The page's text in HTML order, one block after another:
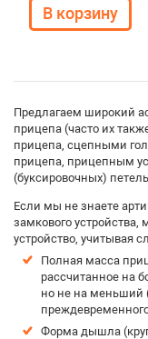
Предлагаем широкий
прицепа (часто их
прицепа, сцепными
прицепа, прицепным
(буксировочных)
Если мы не знаете
замкового
устройство, учитывая
Полная масса
рассчитанное на
но не на меньший
Форма дышла